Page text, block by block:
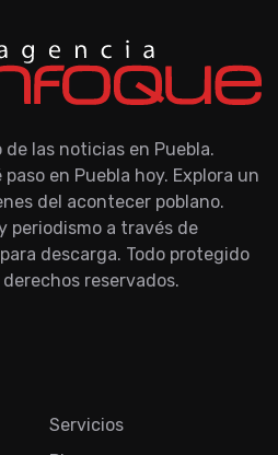
las noticias en Puebla.
en Puebla hoy. Explora un
del acontecer poblano.
periodismo a través de
descarga. Todo protegido
reservados.
Servicios